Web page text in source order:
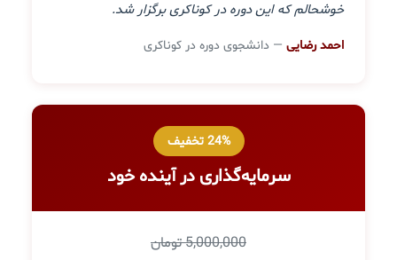
خوشحالم که این دوره در کوناکری برگزار شد.
احمد رضایی — دانشجوی دوره در کوناکری
24% تخفیف
سرمایه‌گذاری در آینده خود
5,000,000 تومان